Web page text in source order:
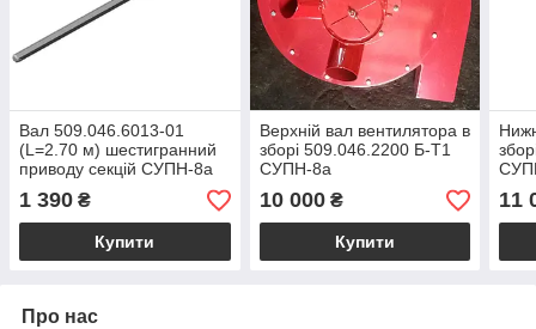
Вал 509.046.6013-01
(L=2.70 м) шестигранний
приводу секцій СУПН-8а
1 390 ₴
Купити
Верхній вал вентилятора в
зборі 509.046.2200 Б-Т1
СУПН-8а
10 000₴
Купити
11
Про нас